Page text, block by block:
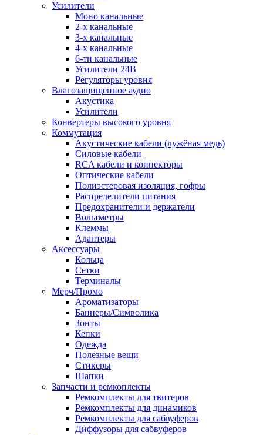
Усилители
Моно канальные
2-х канальные
3-х канальные
4-х канальные
6-ти канальные
Усилители 24В
Регуляторы уровня
Влагозащищенное аудио
Акустика
Усилители
Конвертеры высокого уровня
Коммутация
Акустические кабели (лужёная медь)
Силовые кабели
RCA кабели и коннекторы
Оптические кабели
Полиэстеровая изоляция, гофры
Распределители питания
Предохранители и держатели
Вольтметры
Клеммы
Адаптеры
Аксессуары
Кольца
Сетки
Терминалы
Мерч/Промо
Ароматизаторы
Баннеры/Символика
Зонты
Кепки
Одежда
Полезные вещи
Стикеры
Шапки
Запчасти и ремкоплекты
Ремкомплекты для твитеров
Ремкомплекты для динамиков
Ремкомплекты для сабвуферов
Диффузоры для сабвуферов